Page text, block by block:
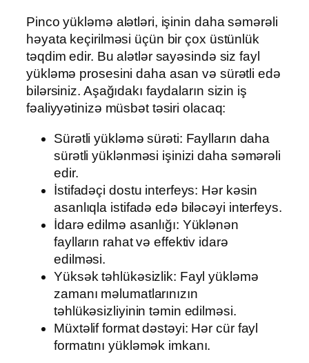
Pinco yükləmə alətləri, işinin daha səmərəli
həyata keçirilməsi üçün bir çox üstünlük
təqdim edir. Bu alətlər sayəsində siz fayl
yükləmə prosesini daha asan və sürətli edə
bilərsiniz. Aşağıdakı faydaların sizin iş
fəaliyyətinizə müsbət təsiri olacaq:
Sürətli yükləmə sürəti: Faylların daha
sürətli yüklənməsi işinizi daha səmərəli
edir.
İstifadəçi dostu interfeys: Hər kəsin
asanlıqla istifadə edə biləcəyi interfeys.
İdarə edilmə asanlığı: Yüklənən
faylların rahat və effektiv idarə
edilməsi.
Yüksək təhlükəsizlik: Fayl yükləmə
zamanı məlumatlarınızın
təhlükəsizliyinin təmin edilməsi.
Müxtəlif format dəstəyi: Hər cür fayl
formatını yükləmək imkanı.